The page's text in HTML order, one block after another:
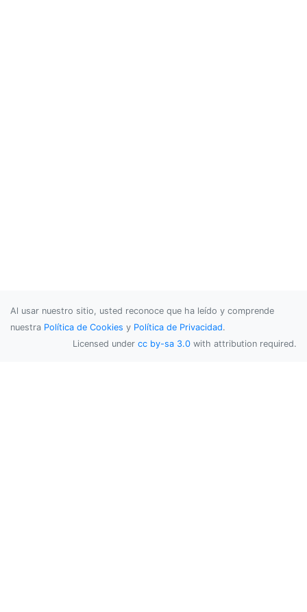
Al usar nuestro sitio, usted reconoce que ha leído y comprende
nuestra Política de Cookies y Política de Privacidad.
Licensed under cc by-sa 3.0 with attribution required.